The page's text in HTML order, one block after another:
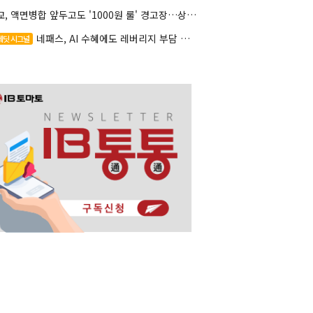
대교, 액면병합 앞두고도 '1000원 룰' 경고장…상장유지 시험대
딧 시그널 네패스, AI 수혜에도 레버리지 부담 여전